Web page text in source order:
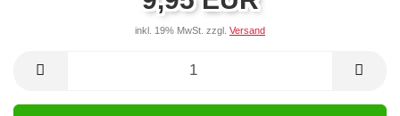
inkl. 19% MwSt. zzgl. Versand